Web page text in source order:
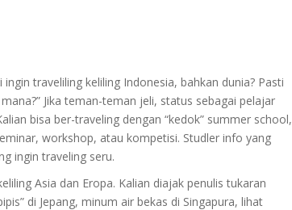
traveliling keliling Indonesia, bahkan dunia? Pasti
Jika teman-teman jeli, status sebagai pelajar
bisa ber-traveling dengan “kedok” summer school,
workshop, atau kompetisi. Studler info yang
ingin traveling seru.
Asia dan Eropa. Kalian diajak penulis tukaran
di Jepang, minum air bekas di Singapura, lihat